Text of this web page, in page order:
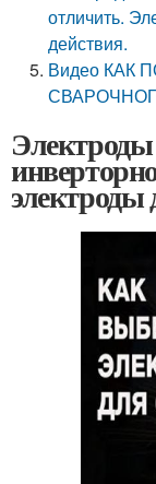
отличить.
действия.
Видео КАК
Электроды
электроды